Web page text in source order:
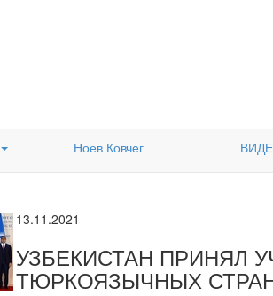
Ноев Ковчег
13.11.2021
УЗБЕКИСТАН ПРИНЯЛ
ТЮРКОЯЗЫЧНЫХ